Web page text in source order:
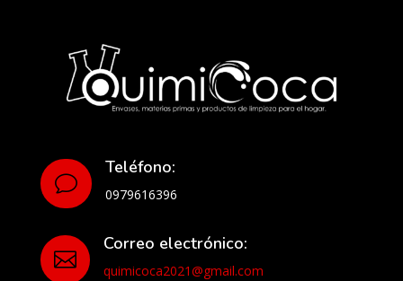
v
Teléfono:
0979616396

Correo electrónico:
quimicoca2021@gmail.com